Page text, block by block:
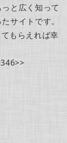
と広く知って
サイトです。
もらえれば幸